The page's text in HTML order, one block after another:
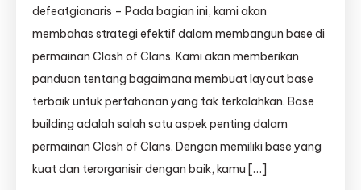
defeatgianaris – Pada bagian ini, kami akan
membahas strategi efektif dalam membangun base di
permainan Clash of Clans. Kami akan memberikan
panduan tentang bagaimana membuat layout base
terbaik untuk pertahanan yang tak terkalahkan. Base
building adalah salah satu aspek penting dalam
permainan Clash of Clans. Dengan memiliki base yang
kuat dan terorganisir dengan baik, kamu […]